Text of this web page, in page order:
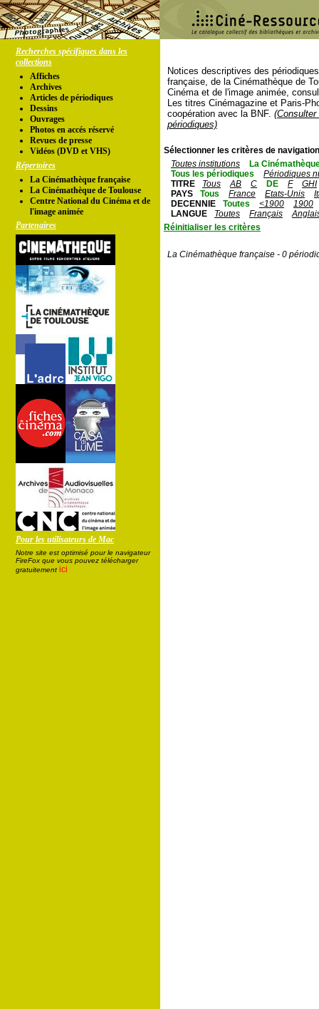
Recherches spécifiques dans les
collections
Affiches
Archives
Articles de périodiques
Dessins
Ouvrages
Photos en accés réservé
Revues de presse
Vidéos (DVD et VHS)
Répertoires
La Cinémathèque française
La Cinémathèque de Toulouse
Centre National du Cinéma et de
l'image animée
Partenaires
Pour les utilisateurs de Mac
Notre site est optimisé pour le navigateur
FireFox que vous pouvez télécharger
gratuitement ici
Notices descriptives des
française, de la Cinémathèque de
Cinéma et de l'image animée,
Les titres Cinémagazine et Paris-
coopération avec la BNF.
périodiques)
Sélectionner les critères de
Toutes institutions
La
Tous les périodiques
Périodiques
TITRE
Tous AB C DE F
GHI
PAYS
Tous France Etats-Unis
DECENNIE
Toutes <1900
1900
LANGUE
Toutes Français
Réinitialiser les critères
La Cinémathèque française - 0